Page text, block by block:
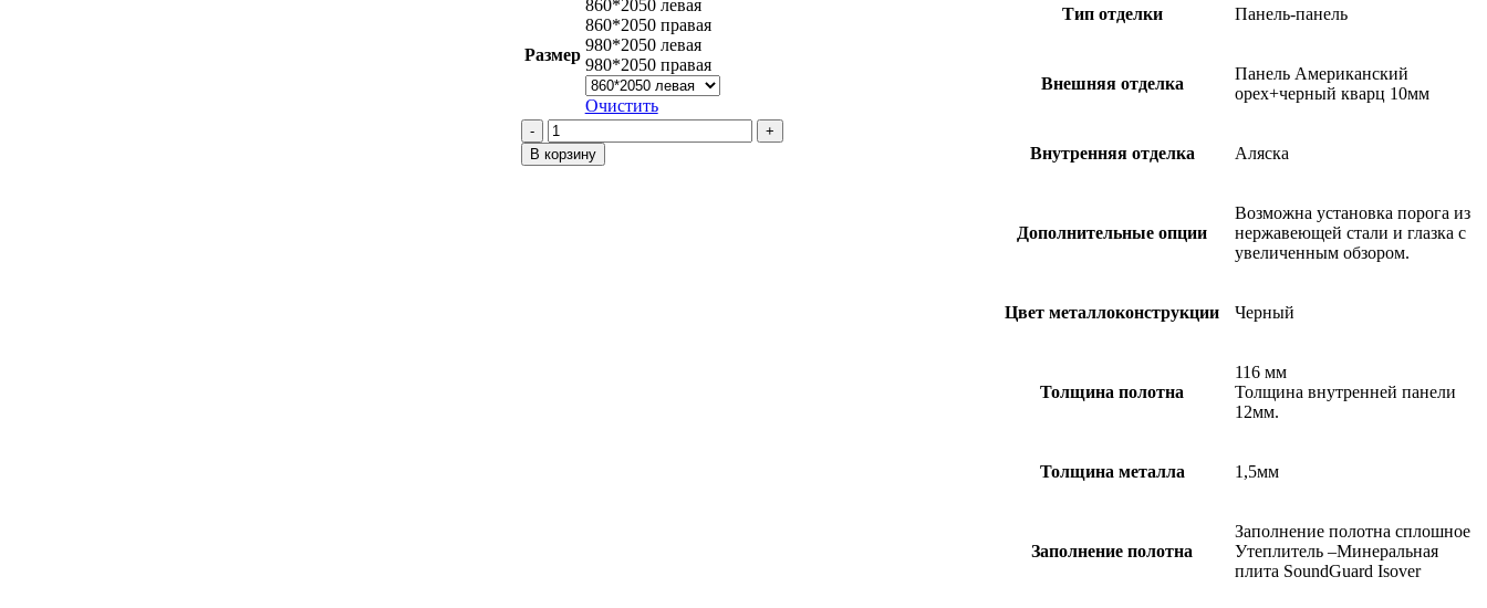
Размер
860*2050 левая
860*2050 правая
980*2050 левая
980*2050 правая
Очистить
Количество
товара
Континент
В корзину
Тип отделки Панель-панель
Внешняя отделка
Панель Американский
орех+черный кварц 10мм
Внутренняя отделка Аляска
Дополнительные опции
Возможна установка порога из
нержавеющей стали и глазка с
увеличенным обзором.
Цвет металлоконструкции Черный
Толщина полотна
116 мм
Толщина внутренней панели
12мм.
Толщина металла 1,5мм
Заполнение полотна
Заполнение полотна сплошное
Утеплитель –Минеральная
плита SoundGuard Isover